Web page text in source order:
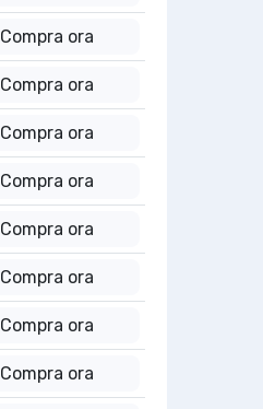
Compra ora
Compra ora
Compra ora
Compra ora
Compra ora
Compra ora
Compra ora
Compra ora